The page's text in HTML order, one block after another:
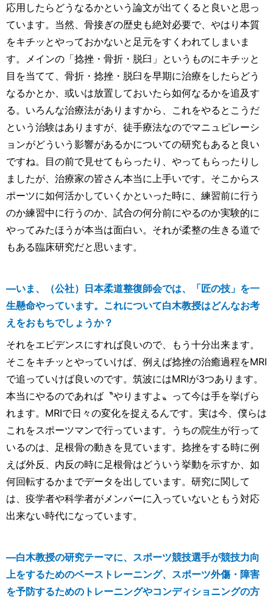
応用したらどうなるかという論文が出てくると良いと思っ
ています。当然、骨接ぎの歴史も絶対必要で、やはり本質
をキチッとやっておかないと足元をすくわれてしまいま
す。メインの「捻挫・骨折・脱臼」というものにキチッと
目を当てて、骨折・捻挫・脱臼を早期に治療をしたらどう
なるかとか、或いは放置しておいたら如何なるかを追及す
る。いろんな治療法がありますから、これをやるとこうだ
という治験はありますが、徒手療法なのでマニュピレーシ
ョンがどういう影響があるかについての研究もあると良い
ですね。目の前で見せてもらったり、やってもらったりし
ましたが、治療家の皆さん本当に上手いです。そこからス
ポーツに如何活かしていくかといった時に、練習前に行う
のか練習中に行うのか、試合の何分前にやるのか実験的に
やってみたほうが本当は面白い。それが柔整の生きる道で
もある臨床研究だと思います。
―いま、（公社）日本柔道整復師会では、「匠の技」を一
生懸命やっています。これについて白木教授はどんなお考
えをおもちでしょうか？
それをエビデンスにすれば良いので、もう十分出来ます。
そこをキチッとやっていけば、例えば捻挫の治癒過程をMRI
で追っていけば良いのです。筑波にはMRIが3つあります。
本当にやるのであれば〝やりますよ〟って今は手を挙げら
れます。MRIで日々の変化を捉えるんです。実は今、僕らは
これをスポーツマンで行っています。うちの院生が行って
いるのは、足根骨の動きを見ています。捻挫をする時に例
えば外反、内反の時に足根骨はどういう挙動を示すか、如
何回転するかまでデータを出しています。研究に関して
は、疫学者や科学者がメンバーに入っていないともう対応
出来ない時代になっています。
―白木教授の研究テーマに、スポーツ競技選手が競技力向
上をするためのベーストレーニング、スポーツ外傷・障害
を予防するためのトレーニングやコンディショニングの方